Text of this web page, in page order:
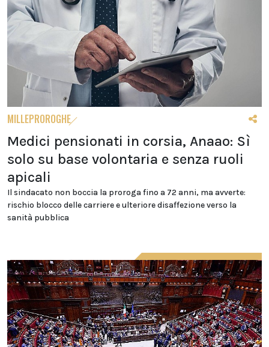
MILLEPROROGHE
Medici pensionati in corsia, Anaao: Sì
solo su base volontaria e senza ruoli
apicali
Il sindacato non boccia la proroga fino a 72 anni, ma avverte:
rischio blocco delle carriere e ulteriore disaffezione verso la
sanità pubblica